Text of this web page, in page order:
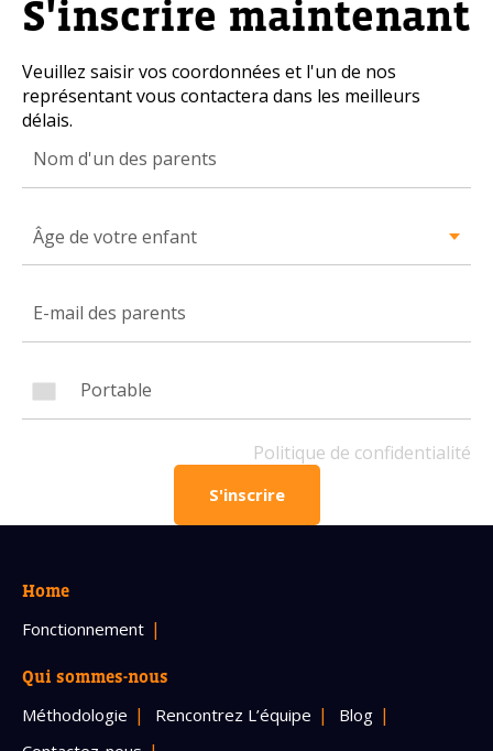
S'inscrire maintenant
Veuillez saisir vos coordonnées et l'un de nos
représentant vous contactera dans les meilleurs
délais.
Âge de votre enfant
Politique de confidentialité
S'inscrire
Home
Fonctionnement
Qui sommes-nous
Méthodologie Rencontrez L’équipe
Blog